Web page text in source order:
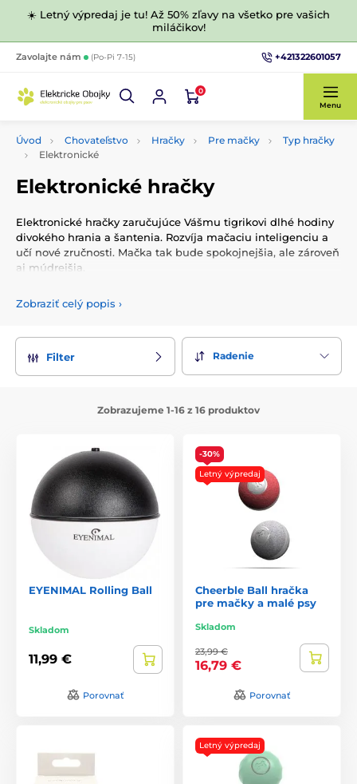
☀️ Letný výpredaj je tu! Až 50% zľavy na všetko pre vašich
miláčikov!
Zavolajte nám (Po-Pi 7-15) +421322601057
0
Menu
Úvod Chovateľstvo Hračky Pre mačky
Typ hračky
Elektronické
Elektronické hračky
Elektronické hračky zaručujúce Vášmu tigrikovi dlhé hodiny
divokého hrania a šantenia. Rozvíja mačaciu inteligenciu a
učí nové zručnosti. Mačka tak bude spokojnejšia, ale zároveň
aj múdrejšia.
Zobraziť celý popis ›
Filter Radenie
Zobrazujeme 1-16 z 16 produktov
EYENIMAL Rolling Ball
Skladom
11,99 €
Porovnať
-30%
Letný výpredaj
Cheerble Ball hračka
pre mačky a malé psy
Skladom
23,99 €
16,79 €
Porovnať
Letný výpredaj